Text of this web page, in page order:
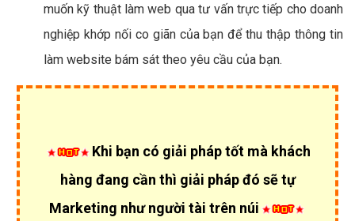
muốn kỹ thuật làm web qua tư vấn trực tiếp cho doanh
nghiệp khớp nối co giãn của bạn để thu thập thông tin
làm website bám sát theo yêu cầu của bạn.
Khi bạn có giải pháp tốt mà khách
hàng đang cần thì giải pháp đó sẽ tự
Marketing như người tài trên núi